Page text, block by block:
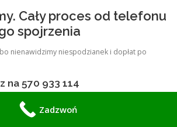
Cały proces od telefonu
spojrzenia
nienawidzimy niespodzianek i dopłat po
na 570 933 114
Pytamy tylko o trzy rzeczy. Gdzie jest
Czy chcesz sam zamek, czy zamek plus
Zadzwoń